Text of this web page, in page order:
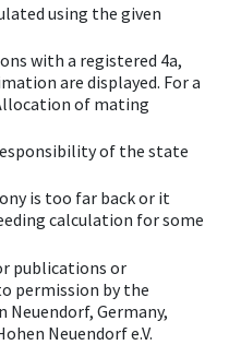
using the given
with a registered 4a,
are displayed. For a
of mating
of the state
is too far back or it
calculation for some
publications or
permission by the
Neuendorf, Germany,
Neuendorf e.V.